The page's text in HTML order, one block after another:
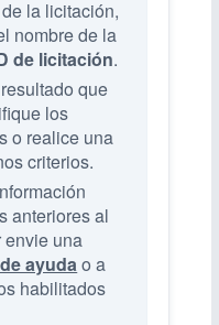
la licitación,
nombre de la
de licitación.
que
los
o realice una
criterios.
anteriores al
envie una
ayudao a
habilitados